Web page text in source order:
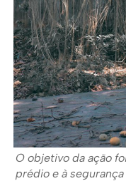
O objetivo da ação
prédio e à